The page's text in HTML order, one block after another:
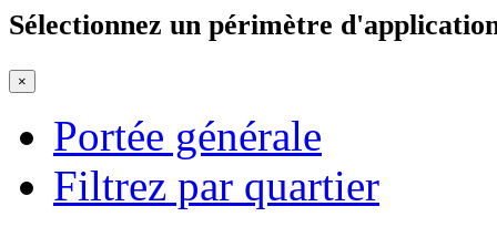
Sélectionnez un périmètre
×
Portée générale
Filtrez par quartier